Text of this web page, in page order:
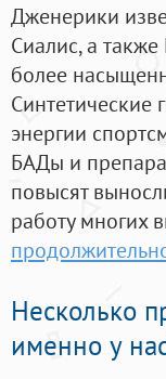
Дженерики
Сиалис, а
более
Синтетические
энергии
БАДы и
повысят
работу многих
Несколько
именно у